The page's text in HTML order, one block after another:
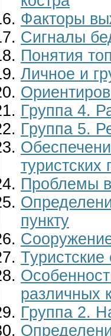
Факторы
Сигналы
Понятия
Личное и
Группа 4.
Группа 5.
туристских
Проблемы
пункту
различных
Группа 2.